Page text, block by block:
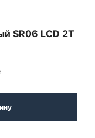
SR06 LCD 2T